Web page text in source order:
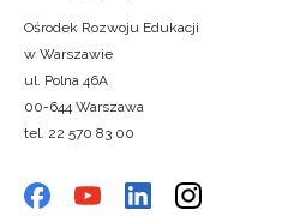
Ośrodek Rozwoju Edukacji
w Warszawie
ul. Polna 46A
00-644 Warszawa
tel. 22 570 83 00